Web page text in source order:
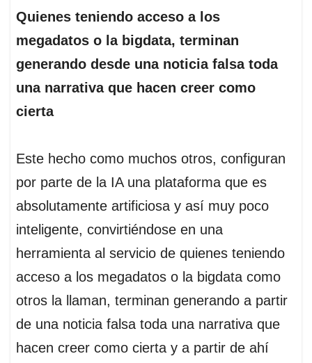
Quienes teniendo acceso a los
megadatos o la bigdata, terminan
generando desde una noticia falsa toda
una narrativa que hacen creer como
cierta
Este hecho como muchos otros, configuran
por parte de la IA una plataforma que es
absolutamente artificiosa y así muy poco
inteligente, convirtiéndose en una
herramienta al servicio de quienes teniendo
acceso a los megadatos o la bigdata como
otros la llaman, terminan generando a partir
de una noticia falsa toda una narrativa que
hacen creer como cierta y a partir de ahí